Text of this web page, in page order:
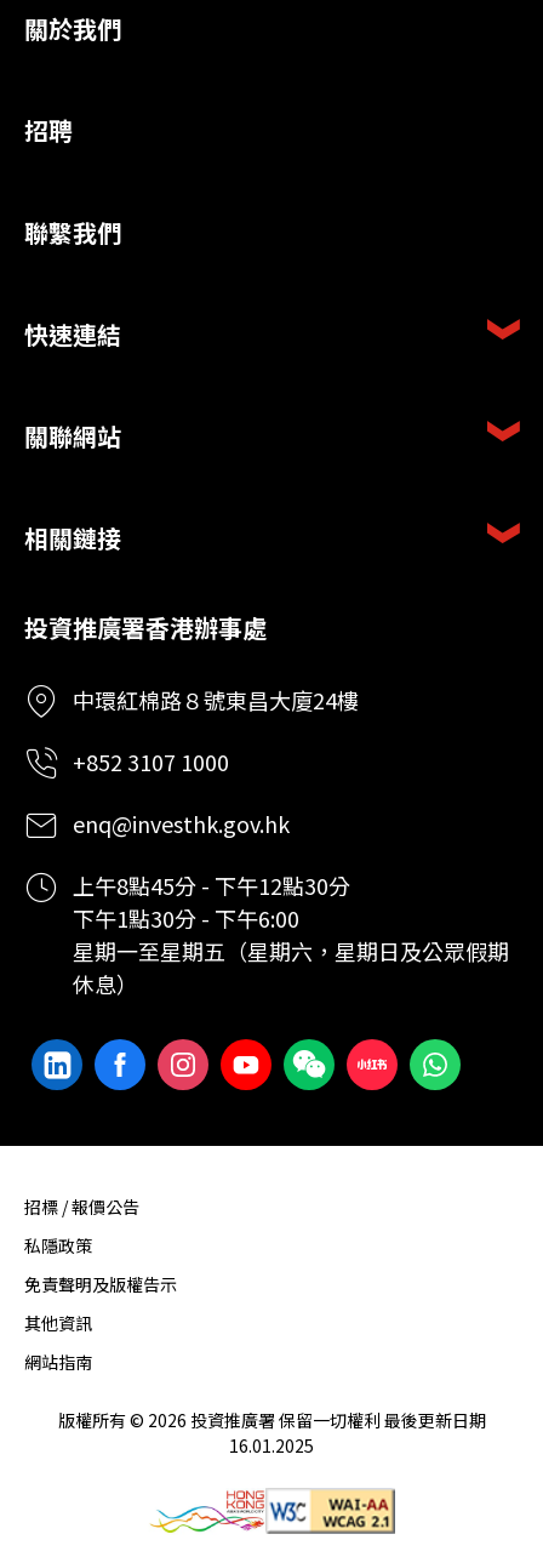
關於我們
招聘
聯繫我們
快速連結
關聯網站
相關鏈接
投資推廣署香港辦事處
中環紅棉路８號東昌大廈24樓
+852 3107 1000
enq@investhk.gov.hk
上午8點45分 - 下午12點30分
下午1點30分 - 下午6:00
星期一至星期五（星期六，星期日及公眾假期
休息）
招標 / 報價公告
私隱政策
免責聲明及版權告示
其他資訊
網站指南
版權所有 © 2026 投資推廣署 保留一切權利 最後更新日期
16.01.2025